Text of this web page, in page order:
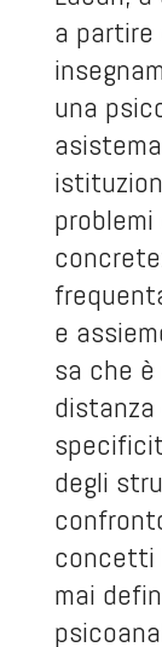
a partire
una
e
sa che
degli
concetti
mai